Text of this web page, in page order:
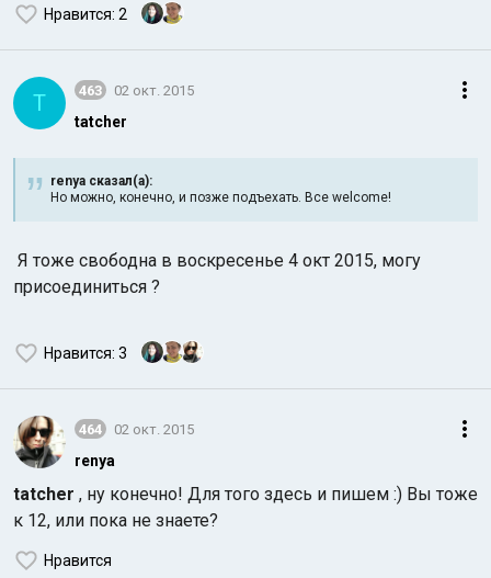
Нравится: 2
T 463 02 окт. 2015
tatcher
renya сказал(а):
Но можно, конечно, и позже подъехать. Все welcome!
Я тоже свободна в воскресенье 4 окт 2015, могу
присоединиться ?
Нравится: 3
464 02 окт. 2015
renya
tatcher , ну конечно! Для того здесь и пишем :) Вы тоже
к 12, или пока не знаете?
Нравится